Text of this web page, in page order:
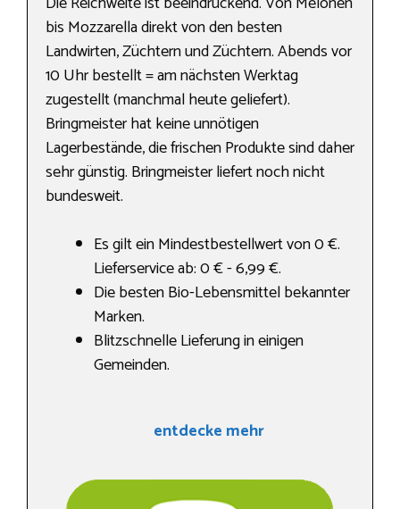
bis Mozzarella direkt von den besten
Landwirten, Züchtern und Züchtern. Abends vor
10 Uhr bestellt = am nächsten Werktag
zugestellt (manchmal heute geliefert).
Bringmeister hat keine unnötigen
Lagerbestände, die frischen Produkte sind daher
sehr günstig. Bringmeister liefert noch nicht
bundesweit.
Es gilt ein Mindestbestellwert von 0 €.
Lieferservice ab: 0 € - 6,99 €.
Die besten Bio-Lebensmittel bekannter
Marken.
Blitzschnelle Lieferung in einigen
Gemeinden.
entdecke mehr